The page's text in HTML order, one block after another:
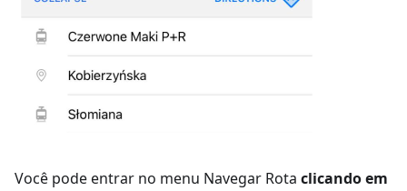
Você pode entrar no menu Navegar Rota clicando em